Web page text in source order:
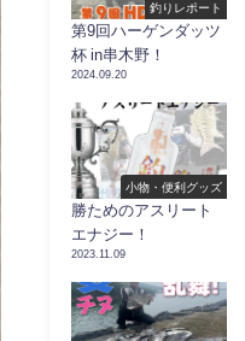
釣りレポート
第9回ハーゲンダッツ
杯 in串木野！
2024.09.20
小物・便利グッズ
勝ためのアスリート
エナジー！
2023.11.09